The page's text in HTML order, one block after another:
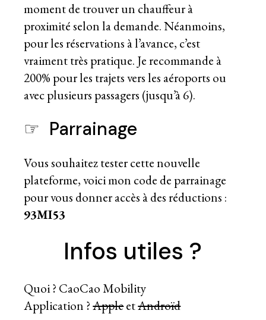
moment de trouver un chauffeur à
proximité selon la demande. Néanmoins,
pour les réservations à l’avance, c’est
vraiment très pratique. Je recommande à
200% pour les trajets vers les aéroports ou
avec plusieurs passagers (jusqu’à 6).
☞ Parrainage
Vous souhaitez tester cette nouvelle
plateforme, voici mon code de parrainage
pour vous donner accès à des réductions :
93MI53
Infos utiles ?
Quoi ? CaoCao Mobility
Application ?AppleetAndroïd